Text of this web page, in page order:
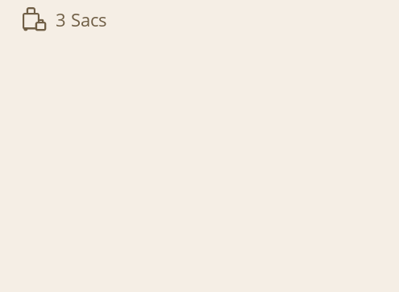
3 Sacs